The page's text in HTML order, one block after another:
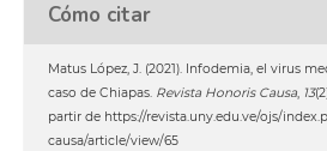
Cómo citar
Matus López, J. (2021). Infodemia, el virus
caso de Chiapas. Revista Honoris Causa, 13
partir de https://revista.uny.edu.ve/ojs/
causa/article/view/65